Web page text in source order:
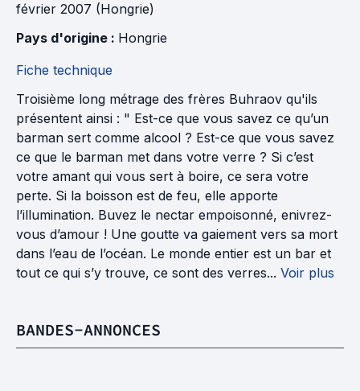
février 2007 (Hongrie)
Pays d'origine : Hongrie
Fiche technique
Troisième long métrage des frères Buhraov qu'ils
présentent ainsi : " Est-ce que vous savez ce qu’un
barman sert comme alcool ? Est-ce que vous savez
ce que le barman met dans votre verre ? Si c’est
votre amant qui vous sert à boire, ce sera votre
perte. Si la boisson est de feu, elle apporte
l’illumination. Buvez le nectar empoisonné, enivrez-
vous d’amour ! Une goutte va gaiement vers sa mort
dans l’eau de l’océan. Le monde entier est un bar et
tout ce qui s’y trouve, ce sont des verres... Voir plus
BANDES-ANNONCES